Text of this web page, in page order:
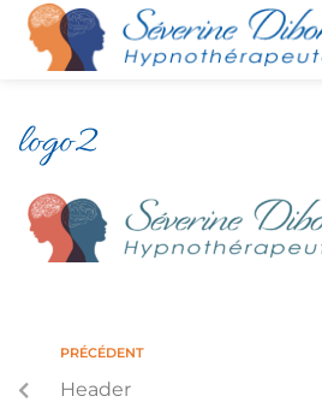
logo2
PRÉCÉDENT
Header